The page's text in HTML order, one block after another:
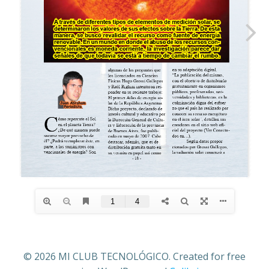
© 2026 MI CLUB TECNOLÓGICO. Created for free